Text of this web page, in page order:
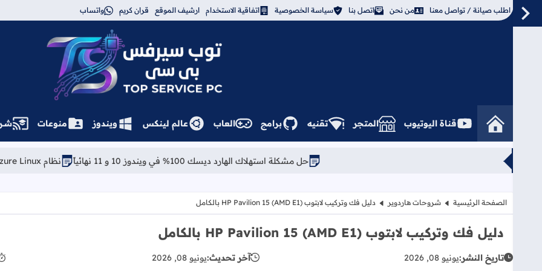
اطلب صيانة / تواصل معنا من نحن اتصل بنا سياسة الخصوصية اتفاقية الاستخدام ارشيف الموقع قران كريم واتساب
توب سيرفس
قناة اليوتيوب المتجر تقنيه برامج العاب عالم لينكس ويندوز منوعات
حل مشكلة استهلاك الهارد ديسك 100% في ويندوز 10 و 11 نهائياً نظام Azure Linux: مايكروسوفت تفاجئ الجميع بتوزيعة لينكس خاصة بها
الصفحة الرئيسية شروحات هاردوير دليل فك وتركيب لابتوب HP Pavilion 15 (AMD E1) بالكامل
دليل فك وتركيب لابتوب HP Pavilion 15 (AMD E1) بالكامل
تاريخ النشر:يونيو 08, 2026 آخر تحديث:يونيو 08, 2026